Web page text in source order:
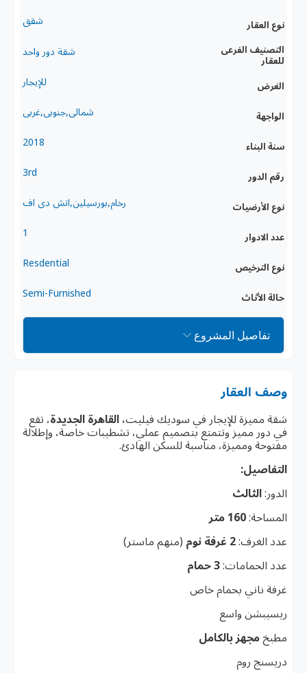
نوع العقار شقق
التصنيف الفرعى
للعقار
شقة دور واحد
الغرض للإيجار
الواجهة شمالى,جنوبى,غربى
سنة البناء 2018
رقم الدور 3rd
نوع الأرضيات رخام,بورسيلين,اتش دى اف
عدد الادوار 1
نوع الترخيص Resdential
حالة الأثاث Semi-Furnished
تفاصيل المشروع
وصف العقار
شقة مميزة للإيجار في سوديك فيليت، القاهرة الجديدة، تقع
في دور مميز وتتمتع بتصميم عملي، تشطيبات خاصة، وإطلالة
مفتوحة ومميزة، مناسبة للسكن الهادئ.
التفاصيل:
الدور:الثالث
المساحة:160 متر
عدد الغرف:2 غرفة نوم
(منهم ماستر)
عدد الحمامات:3 حمام
غرفة ناني بحمام خاص
ريسيبشن واسع
مطبخمجهز بالكامل
دريسنج روم